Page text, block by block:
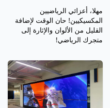
مهلا، أعزائي الرياضيين
المكسيكيين! حان الوقت لإضافة
القليل من الألوان والإثارة إلى
متجرك الرياضي!